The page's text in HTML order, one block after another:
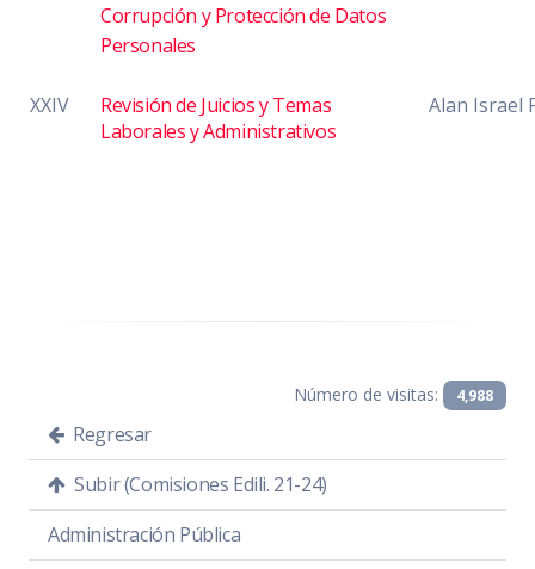
Corrupción y Protección de Datos
Personales
XXIV
Revisión de Juicios y Temas
Laborales y Administrativos
Alan Israel
Número de visitas: 4,988
Regresar
Subir (Comisiones Edili. 21-24)
Administración Pública